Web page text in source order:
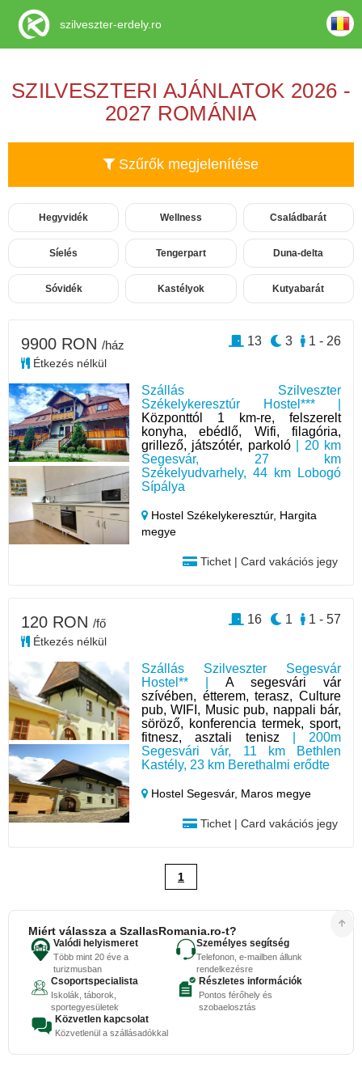
SZILVESZTERI AJÁNLATOK 2026 -
2027 ROMÁNIA
Szűrők megjelenítése
Hegyvidék Wellness Családbarát
Síelés Tengerpart Duna-delta
Sóvidék Kastélyok Kutyabarát
Szállás Szilveszter
Székelykeresztúr Hostel*** |
Központtól 1 km-re, felszerelt
konyha, ebédlő, Wifi, filagória,
grillező, játszótér, parkoló| 20 km
Segesvár, 27 km
Székelyudvarhely, 44 km Lobogó
Sípálya
Hostel Székelykeresztúr, Hargita
megye
Tichet | Card vakációs jegy
9900 RON /ház
Étkezés nélkül
1 - 26
3
13
Szállás Szilveszter Segesvár
Hostel** | A segesvári vár
szívében, étterem, terasz, Culture
pub, WIFI, Music pub, nappali bár,
söröző, konferencia termek, sport,
fitnesz, asztali tenisz | 200m
Segesvári vár, 11 km Bethlen
Kastély, 23 km Berethalmi erődte
Hostel Segesvár, Maros megye
Tichet | Card vakációs jegy
120 RON /fő
Étkezés nélkül
1 - 57
1
16
1
Miért válassza a SzallasRomania.ro-t?
Valódi helyismeret
Több mint 20 éve a
turizmusban
Személyes segítség
Telefonon, e-mailben állunk
rendelkezésre
Csoportspecialista
Iskolák, táborok,
sportegyesületek
Részletes információk
Pontos férőhely és
szobaelosztás
Közvetlen kapcsolat
Közvetlenül a szállásadókkal
szilveszter-erdely.ro